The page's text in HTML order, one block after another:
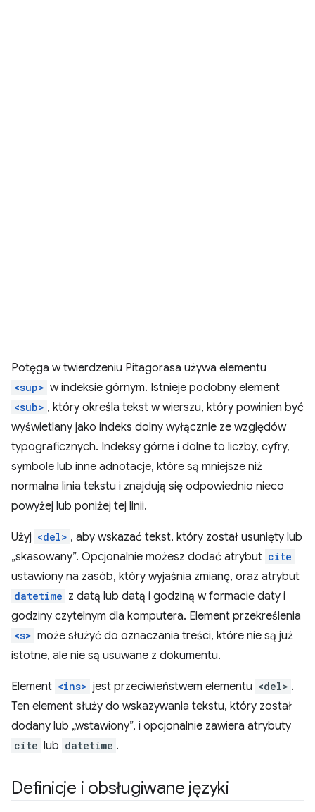
Potęga w twierdzeniu Pitagorasa używa elementu
<sup> w indeksie górnym. Istnieje podobny element
<sub> , który określa tekst w wierszu, który powinien być
wyświetlany jako indeks dolny wyłącznie ze względów
typograficznych. Indeksy górne i dolne to liczby, cyfry,
symbole lub inne adnotacje, które są mniejsze niż
normalna linia tekstu i znajdują się odpowiednio nieco
powyżej lub poniżej tej linii.
Użyj <del> , aby wskazać tekst, który został usunięty lub
„skasowany”. Opcjonalnie możesz dodać atrybut cite
ustawiony na zasób, który wyjaśnia zmianę, oraz atrybut
datetime z datą lub datą i godziną w formacie daty i
godziny czytelnym dla komputera. Element przekreślenia
<s> może służyć do oznaczania treści, które nie są już
istotne, ale nie są usuwane z dokumentu.
Element <ins> jest przeciwieństwem elementu <del> .
Ten element służy do wskazywania tekstu, który został
dodany lub „wstawiony”, i opcjonalnie zawiera atrybuty
cite lub datetime .
Definicje i obsługiwane języki